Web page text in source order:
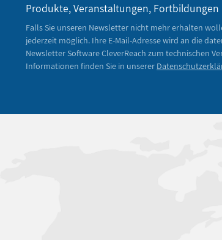
Produkte, Veranstaltungen, Fortbildungen
Falls Sie unseren Newsletter nicht mehr erhalten
jederzeit möglich. Ihre E-Mail-Adresse wird an die
Newsletter Software CleverReach zum technischen
Informationen finden Sie in unserer